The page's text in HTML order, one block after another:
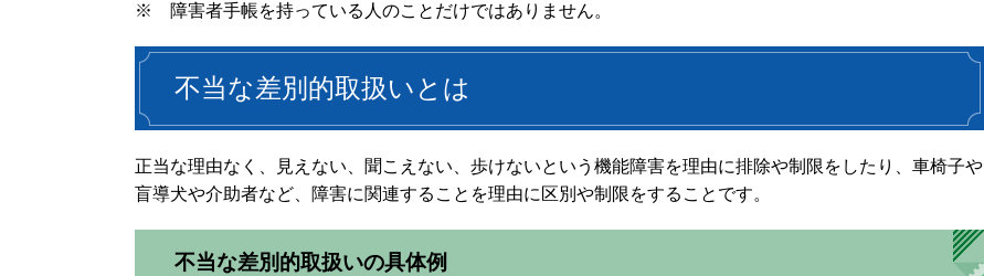
※ 障害者手帳を持っている人のことだけではありません。​​
不当な差別的取扱いとは
正当な理由なく、見えない、聞こえない、歩けないという機能障害を理由に排除や制限をしたり、車椅子や
盲導犬や介助者など、障害に関連することを理由に区別や制限をすることです。
不当な差別的取扱いの具体例